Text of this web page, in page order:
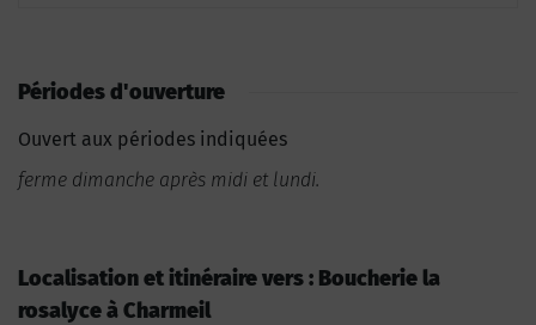
Périodes d'ouverture
Ouvert aux périodes indiquées
ferme dimanche après midi et lundi.
Localisation et itinéraire vers : Boucherie la
rosalyce à Charmeil